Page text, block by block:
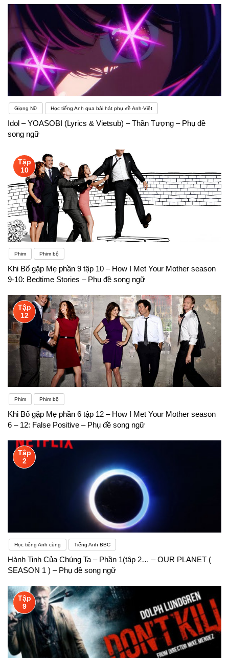
Giọng Nữ Học tiếng Anh qua bài hát phụ đề Anh-Việt
Idol – YOASOBI (Lyrics & Vietsub) – Thần Tượng – Phụ đề
song ngữ
Tập
10
Phim Phim bộ
Khi Bố gặp Mẹ phần 9 tập 10 – How I Met Your Mother season
9-10: Bedtime Stories – Phụ đề song ngữ
Tập
12
Phim Phim bộ
Khi Bố gặp Mẹ phần 6 tập 12 – How I Met Your Mother season
6 – 12: False Positive – Phụ đề song ngữ
Tập
2
Học tiếng Anh cùng Tiếng Anh BBC
Hành Tinh Của Chúng Ta – Phần 1(tập 2… – OUR PLANET (
SEASON 1 ) – Phụ đề song ngữ
Tập
9